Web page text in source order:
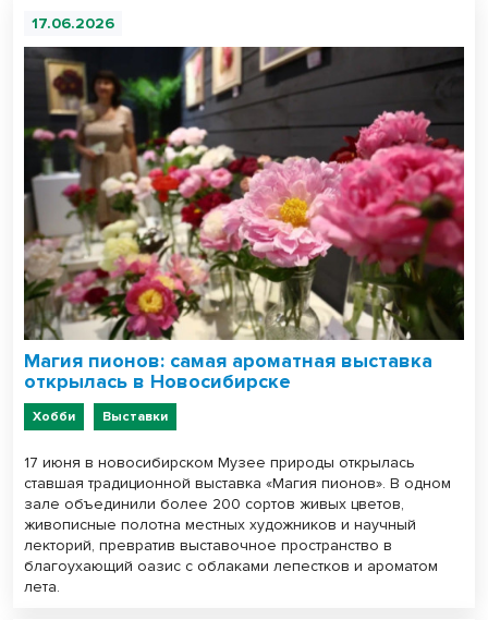
17.06.2026
Магия пионов: самая ароматная выставка
открылась в Новосибирске
Хобби Выставки
17 июня в новосибирском Музее природы открылась
ставшая традиционной выставка «Магия пионов». В одном
зале объединили более 200 сортов живых цветов,
живописные полотна местных художников и научный
лекторий, превратив выставочное пространство в
благоухающий оазис с облаками лепестков и ароматом
лета.